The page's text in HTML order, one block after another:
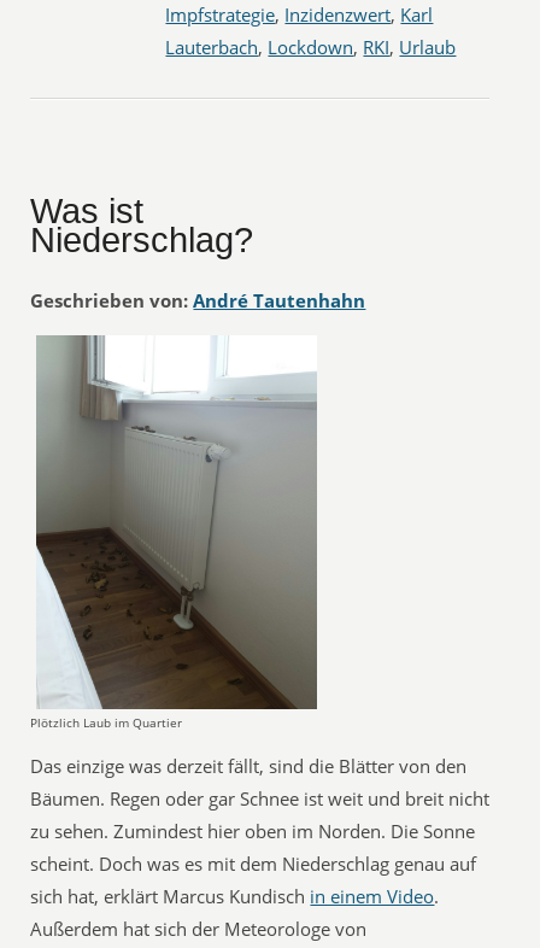
Impfstrategie, Inzidenzwert, Karl
Lauterbach, Lockdown, RKI, Urlaub
Was ist
Niederschlag?
Geschrieben von: André Tautenhahn
Plötzlich Laub im Quartier
Das einzige was derzeit fällt, sind die Blätter von den
Bäumen. Regen oder gar Schnee ist weit und breit nicht
zu sehen. Zumindest hier oben im Norden. Die Sonne
scheint. Doch was es mit dem Niederschlag genau auf
sich hat, erklärt Marcus Kundisch in einem Video.
Außerdem hat sich der Meteorologe von